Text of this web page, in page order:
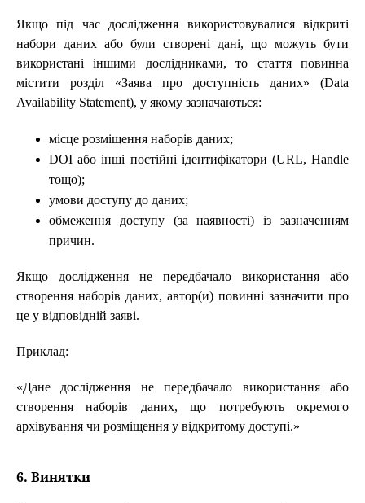
Якщо під час дослідження використовувалися відкриті
набори даних або були створені дані, що можуть бути
використані іншими дослідниками, то стаття повинна
містити розділ «Заява про доступність даних» (Data
Availability Statement), у якому зазначаються:
місце розміщення наборів даних;
DOI або інші постійні ідентифікатори (URL, Handle
тощо);
умови доступу до даних;
обмеження доступу (за наявності) із зазначенням
причин.
Якщо дослідження не передбачало використання або
створення наборів даних, автор(и) повинні зазначити про
це у відповідній заяві.
Приклад:
«Дане дослідження не передбачало використання або
створення наборів даних, що потребують окремого
архівування чи розміщення у відкритому доступі.»
6. Винятки